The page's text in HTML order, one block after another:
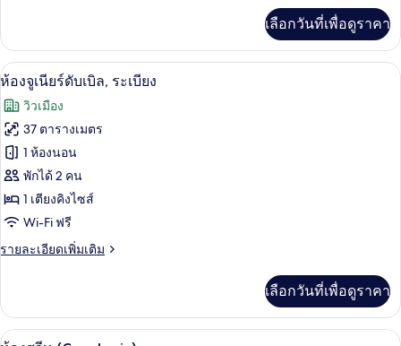
เมือง
(2+1)
เกี่ยว
กับ
ห้อง
เนียร์
สวี
ท,
วิว
เมือง
(2+1)
เลือกวันที่เพื่อดูราคา
เปิด
ภาพถ่าย
ทั้งหมด
ของ
ห้อง
จู
เนียร์
ดับเบิล,
ห้องจูเนียร์ดับเบิล, ระเบียง | มินิบาร์,
11
ห้องจูเนียร์ดับเบิล, ระเบียง
วิวเมือง
37 ตารางเมตร
1 ห้องนอน
พักได้ 2 คน
1 เตียงคิงไซส์
Wi-Fi ฟรี
รายละเอียดเพิ่มเติม
ราย
เกี่ยว
กับ
เลือกวันที่เพื่อดูราคา
เปิด